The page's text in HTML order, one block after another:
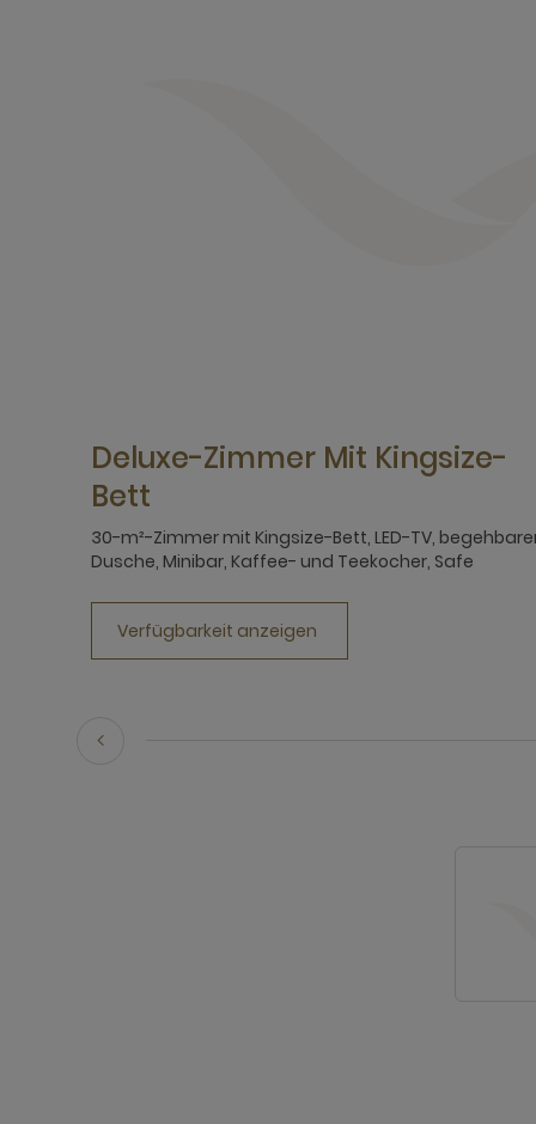
Deluxe-Zimmer Mit Kingsize-
Bett
30-m²-Zimmer mit Kingsize-Bett, LED-TV,
Dusche, Minibar, Kaffee- und Teekocher, Safe
Verfügbarkeit anzeigen